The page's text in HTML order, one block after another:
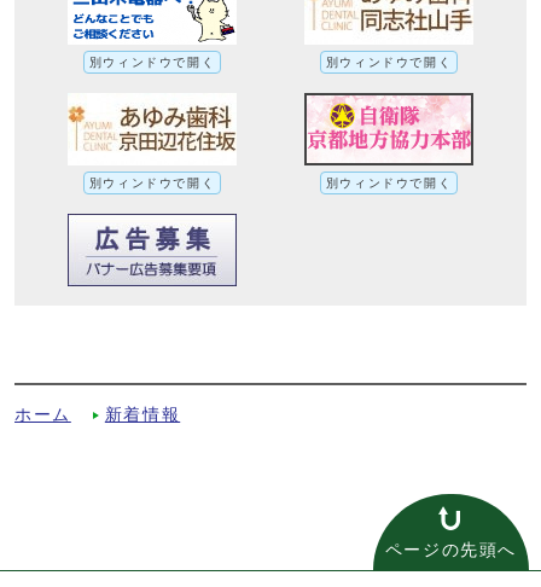
別ウィンドウで開く 別ウィンドウで開く
別ウィンドウで開く 別ウィンドウで開く
ホーム 新着情報
ページの先頭へ